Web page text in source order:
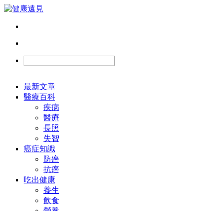
最新文章
醫療百科
疾病
醫療
長照
失智
癌症知識
防癌
抗癌
吃出健康
養生
飲食